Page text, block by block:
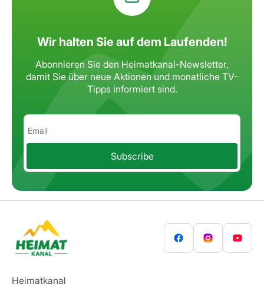
Wir halten Sie auf dem Laufenden!
Abonnieren Sie den Heimatkanal-Newsletter,
damit Sie über neue Aktionen und monatliche TV-
Tipps informiert sind.
Subscribe
Heimatkanal